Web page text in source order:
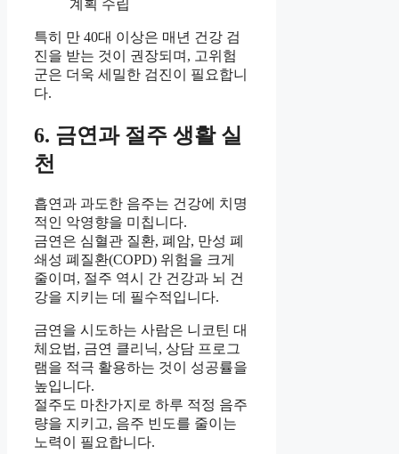
계획 수립
특히 만 40대 이상은 매년 건강 검
진을 받는 것이 권장되며, 고위험
군은 더욱 세밀한 검진이 필요합니
다.
6. 금연과 절주 생활 실
천
흡연과 과도한 음주는 건강에 치명
적인 악영향을 미칩니다.
금연은 심혈관 질환, 폐암, 만성 폐
쇄성 폐질환(COPD) 위험을 크게
줄이며, 절주 역시 간 건강과 뇌 건
강을 지키는 데 필수적입니다.
금연을 시도하는 사람은 니코틴 대
체요법, 금연 클리닉, 상담 프로그
램을 적극 활용하는 것이 성공률을
높입니다.
절주도 마찬가지로 하루 적정 음주
량을 지키고, 음주 빈도를 줄이는
노력이 필요합니다.